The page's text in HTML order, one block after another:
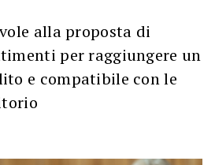
alla proposta di
per raggiungere un
e compatibile con le